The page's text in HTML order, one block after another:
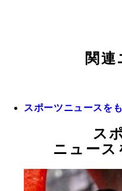
関連
スポーツニュースを
ス
ニュース